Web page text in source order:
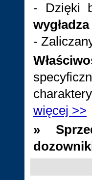
- Dzięki
-
więcej >>
»